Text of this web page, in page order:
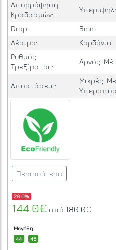
Απορρόφηση
Κραδασμών:
Drop:
6mm
Δέσιμο:
Κορδόνια
Ρυθμός
Τρεξίματος:
Αργός-
Αποστάσεις:
Μικρές-
Περισσότερα
20.0%
144.0€ από 180.0€
Μεγέθη:
44
45